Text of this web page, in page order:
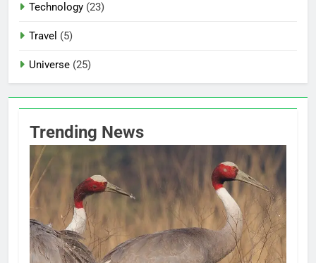
Technology (23)
Travel (5)
Universe (25)
Trending News